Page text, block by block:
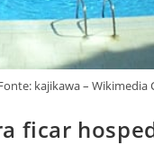
kajikawa – Wikimedia
ficar